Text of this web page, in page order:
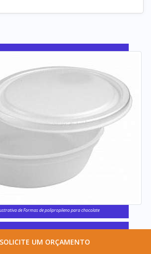
de Formas de polipropileno para chocolate
SOLICITE UM ORÇAMENTO